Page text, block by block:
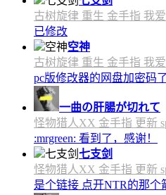
古树旋律 重生 金手指 我
已修改
空神
古树旋律 重生 金手指 我
pc版修改器的网盘加密码
一曲の肝腸が切れて
怪物猎人XX 金手指 更新
:mrgreen: 看到了，感谢！
七支剑
怪物猎人XX 金手指 更新
是个链接 点开NTR的那个